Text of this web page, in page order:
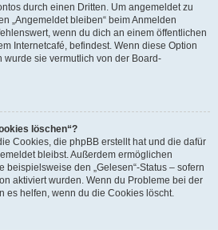
durch einen Dritten. Um angemeldet zu
„Angemeldet bleiben“ beim Anmelden
wenn du dich an einem öffentlichen
Internetcafé, befindest. Wenn diese Option
wurde sie vermutlich von der Board-
löschen“?
Cookies, die phpBB erstellt hat und die dafür
bleibst. Außerdem ermöglichen
den „Gelesen“-Status – sofern
aktiviert wurden. Wenn du Probleme bei der
es helfen, wenn du die Cookies löscht.